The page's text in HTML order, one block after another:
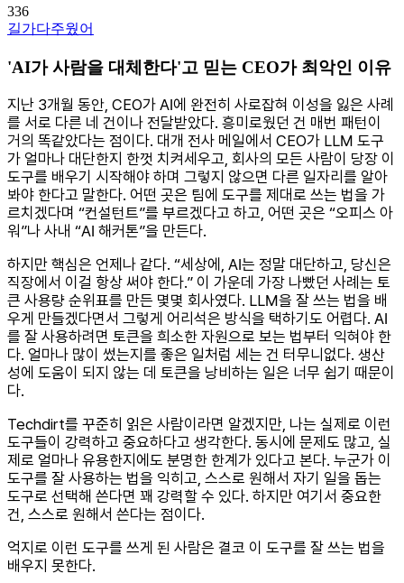
336
길가다주웠어
'AI가 사람을 대체한다'고 믿는 CEO가 최악인 이유
지난 3개월 동안, CEO가 AI에 완전히 사로잡혀 이성을 잃은 사례
를 서로 다른 네 건이나 전달받았다. 흥미로웠던 건 매번 패턴이
거의 똑같았다는 점이다. 대개 전사 메일에서 CEO가 LLM 도구
가 얼마나 대단한지 한껏 치켜세우고, 회사의 모든 사람이 당장 이
도구를 배우기 시작해야 하며 그렇지 않으면 다른 일자리를 알아
봐야 한다고 말한다. 어떤 곳은 팀에 도구를 제대로 쓰는 법을 가
르치겠다며 “컨설턴트”를 부르겠다고 하고, 어떤 곳은 “오피스 아
워”나 사내 “AI 해커톤”을 만든다.
하지만 핵심은 언제나 같다. “세상에, AI는 정말 대단하고, 당신은
직장에서 이걸 항상 써야 한다.” 이 가운데 가장 나빴던 사례는 토
큰 사용량 순위표를 만든 몇몇 회사였다. LLM을 잘 쓰는 법을 배
우게 만들겠다면서 그렇게 어리석은 방식을 택하기도 어렵다. AI
를 잘 사용하려면 토큰을 희소한 자원으로 보는 법부터 익혀야 한
다. 얼마나 많이 썼는지를 좋은 일처럼 세는 건 터무니없다. 생산
성에 도움이 되지 않는 데 토큰을 낭비하는 일은 너무 쉽기 때문이
다.
Techdirt를 꾸준히 읽은 사람이라면 알겠지만, 나는 실제로 이런
도구들이 강력하고 중요하다고 생각한다. 동시에 문제도 많고, 실
제로 얼마나 유용한지에도 분명한 한계가 있다고 본다. 누군가 이
도구를 잘 사용하는 법을 익히고, 스스로 원해서 자기 일을 돕는
도구로 선택해 쓴다면 꽤 강력할 수 있다. 하지만 여기서 중요한
건, 스스로 원해서 쓴다는 점이다.
억지로 이런 도구를 쓰게 된 사람은 결코 이 도구를 잘 쓰는 법을
배우지 못한다.